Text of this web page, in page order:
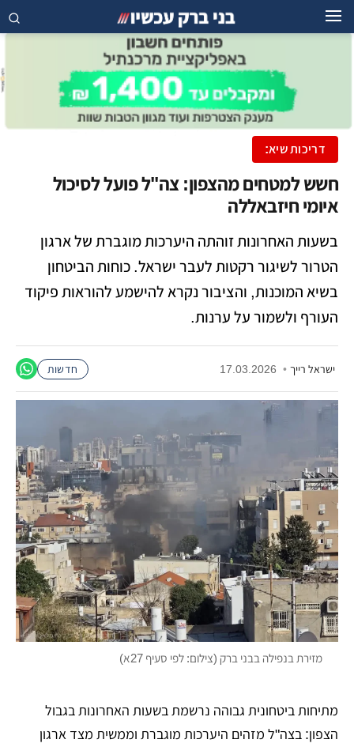
דריכות שיא:
חשש למטחים מהצפון: צה"ל פועל לסיכול
איומי חיזבאללה
בשעות האחרונות זוהתה היערכות מוגברת של ארגון
הטרור לשיגור רקטות לעבר ישראל. כוחות הביטחון
בשיא המוכנות, והציבור נקרא להישמע להוראות פיקוד
העורף ולשמור על ערנות.
ישראל רייך •
17.03.2026 חדשות
מזירת בנפילה בבני ברק (צילום: לפי סעיף 27א)
מתיחות ביטחונית גבוהה נרשמת בשעות האחרונות בגבול
הצפון: בצה"ל מזהים היערכות מוגברת וממשית מצד ארגון